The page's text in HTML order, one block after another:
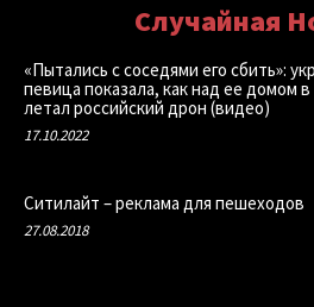
Случайная
«Пытались с соседями его сбить»:
певица показала, как над ее домом
летал российский дрон (видео)
17.10.2022
Ситилайт – реклама для пешеходов
27.08.2018